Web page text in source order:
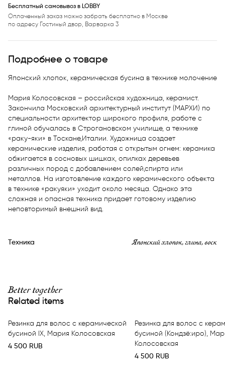
Бесплатный самовывоз в LOBBY
Оплаченный заказ можно забрать бесплатно в Москве
по адресу Гостиный двор, Варварка 3
Подробнее о товаре
Японский хлопок, керамическая бусина в технике молочение
Мария Колосовская – российская художница, керамист.
Закончила Московский архитектурный институт (МАРХИ) по
специальности архитектор широкого профиля, работе с
глиной обучалась в Строгановском училище, а технике
«раку-яки» в Тоскане,Италии. Художница создает
керамические изделия, работая с открытым огнем: керамика
обжигается в сосновых шишках, опилках деревьев
различных пород с добавлением солей,спирта или
металлов. На изготовление каждого керамического объекта
в технике «ракуяки» уходит около месяца. Однако эта
сложная и опасная техника придает готовому изделию
неповторимый внешний вид.
Техника Японский хлопок, глина, воск
Better together
Related items
Резинка для волос с керамической
бусиной IX, Мария Колосовская
4 500 RUB
Резинка для волос с
бусиной (Кондзё:иро),
Колосовская
4 500 RUB